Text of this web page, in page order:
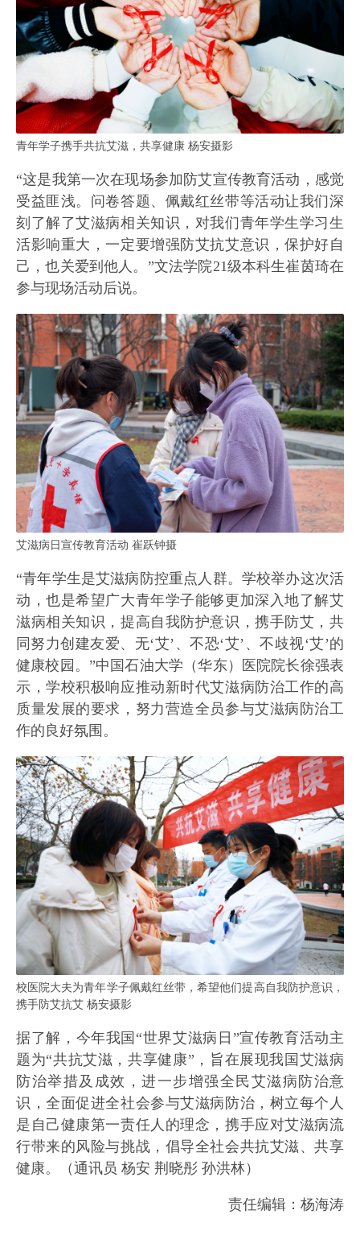
青年学子携手共抗艾滋，共享健康 杨安摄影
“这是我第一次在现场参加防艾宣传教育活动，感觉
受益匪浅。问卷答题、佩戴红丝带等活动让我们深
刻了解了艾滋病相关知识，对我们青年学生学习生
活影响重大，一定要增强防艾抗艾意识，保护好自
己，也关爱到他人。”文法学院21级本科生崔茵琦在
参与现场活动后说。
艾滋病日宣传教育活动 崔跃钟摄
“青年学生是艾滋病防控重点人群。学校举办这次活
动，也是希望广大青年学子能够更加深入地了解艾
滋病相关知识，提高自我防护意识，携手防艾，共
同努力创建友爱、无‘艾’、不恐‘艾’、不歧视‘艾’的
健康校园。”中国石油大学（华东）医院院长徐强表
示，学校积极响应推动新时代艾滋病防治工作的高
质量发展的要求，努力营造全员参与艾滋病防治工
作的良好氛围。
校医院大夫为青年学子佩戴红丝带，希望他们提高自我防护意识，
携手防艾抗艾 杨安摄影
据了解，今年我国“世界艾滋病日”宣传教育活动主
题为“共抗艾滋，共享健康”，旨在展现我国艾滋病
防治举措及成效，进一步增强全民艾滋病防治意
识，全面促进全社会参与艾滋病防治，树立每个人
是自己健康第一责任人的理念，携手应对艾滋病流
行带来的风险与挑战，倡导全社会共抗艾滋、共享
健康。（通讯员 杨安 荆晓彤 孙洪林）
责任编辑：杨海涛